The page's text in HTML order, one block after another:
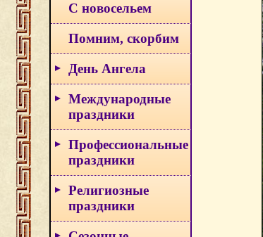
С новосельем
Помним, скорбим
День Ангела
Международные
праздники
Профессиональные
праздники
Религиозные
праздники